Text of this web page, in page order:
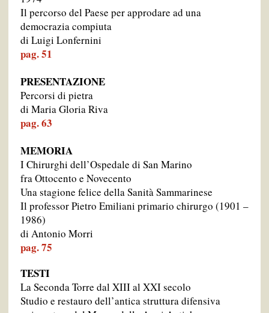
Il percorso del Paese per approdare ad una
democrazia compiuta
di Luigi Lonfernini
pag. 51
PRESENTAZIONE
Percorsi di pietra
di Maria Gloria Riva
pag. 63
MEMORIA
I Chirurghi dell’Ospedale di San Marino
fra Ottocento e Novecento
Una stagione felice della Sanità Sammarinese
Il professor Pietro Emiliani primario chirurgo (1901 –
1986)
di Antonio Morri
pag. 75
TESTI
La Seconda Torre dal XIII al XXI secolo
Studio e restauro dell’antica struttura difensiva